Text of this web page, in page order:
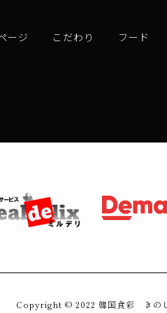
ージ こだわり フード
Copyright © 2022 韓国食彩 きの